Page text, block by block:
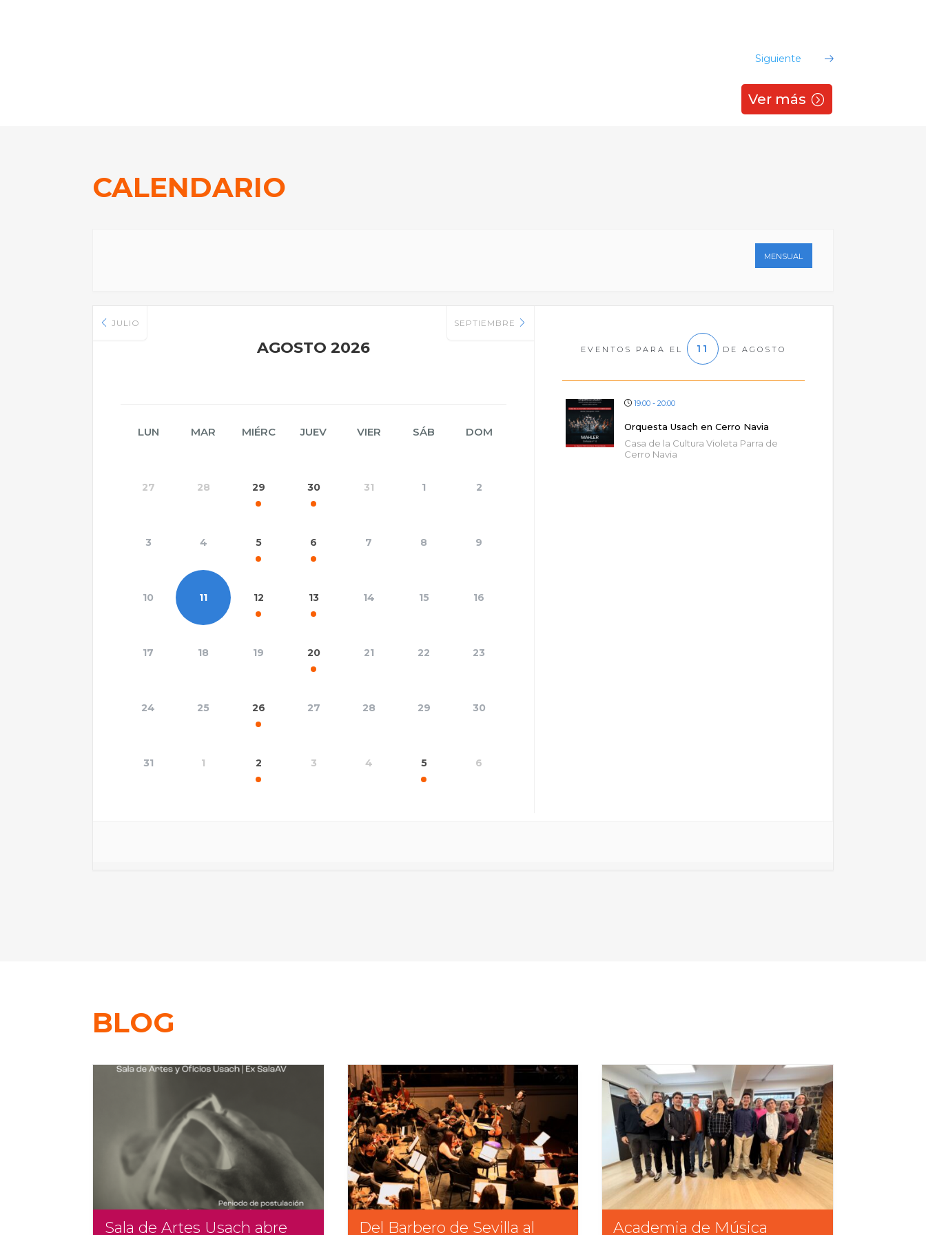
Siguiente
Ver más
CALENDARIO
MENSUAL
JULIO
AGOSTO 2026
SEPTIEMBRE
LUN MAR MIÉRC JUEV VIER SÁB DOM
27 28 29 30 31 1 2
3 4 5 6 7 8 9
10 11 12 13 14 15 16
17 18 19 20 21 22 23
24 25 26 27 28 29 30
31 1 2 3 4 5 6
EVENTOS PARA EL 11 DE AGOSTO
19:00 - 20:00
Orquesta Usach en Cerro Navia
Casa de la Cultura Violeta Parra de
Cerro Navia
BLOG
Sala de Artes Usach abre
Del Barbero de Sevilla al
Academia de Música